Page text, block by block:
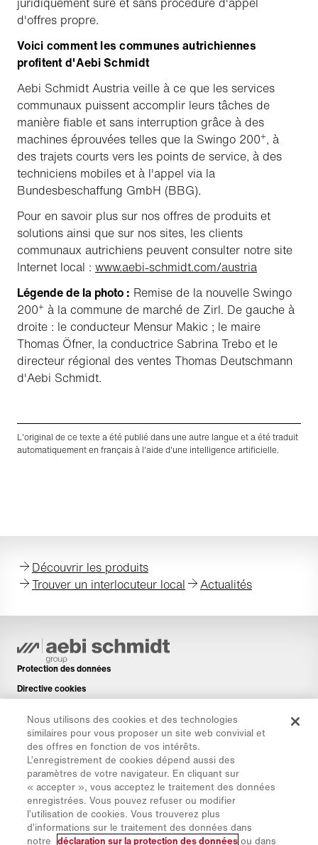
d'offres propre.
Voici comment les communes autrichiennes
profitent d'Aebi Schmidt
Aebi Schmidt Austria veille à ce que les services
communaux puissent accomplir leurs tâches de
manière fiable et sans interruption grâce à des
machines éprouvées telles que la Swingo 200+, à
des trajets courts vers les points de service, à des
techniciens mobiles et à l'appel via la
Bundesbeschaffung GmbH (BBG).
Pour en savoir plus sur nos offres de produits et
solutions ainsi que sur nos sites, les clients
communaux autrichiens peuvent consulter notre site
Internet local : www.aebi-schmidt.com/austria
Légende de la photo : Remise de la nouvelle Swingo
200+ à la commune de marché de Zirl. De gauche à
droite : le conducteur Mensur Makic ; le maire
Thomas Öfner, la conductrice Sabrina Trebo et le
directeur régional des ventes Thomas Deutschmann
d'Aebi Schmidt.
L'original de ce texte a été publié dans une autre langue et a été traduit
automatiquement en français à l'aide d'une intelligence artificielle.
Découvrir les produits
Trouver un interlocuteur local
Actualités
Protection des données
Directive cookies
Avis de non-responsabilité
Newsletter
Pièces de rechange
Espace de téléchargement
Calculateur de CO₂
Calculateur de TCO
Nous utilisons des cookies et des technologies
similaires pour vous proposer un site web convivial et
des offres en fonction de vos intérêts.
L’enregistrement de cookies dépend aussi des
paramètres de votre navigateur. En cliquant sur
« accepter », vous acceptez le traitement des données
enregistrées. Vous pouvez refuser ou modifier
l’utilisation de cookies. Vous trouverez plus
d’informations sur le traitement des données dans
notre déclaration sur la protection des données ou dans